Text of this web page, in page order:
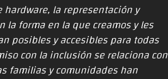
la representación y
forma en la que creamos y les
posibles y accesibles para todas
con la inclusión se relaciona con
familias y comunidades han